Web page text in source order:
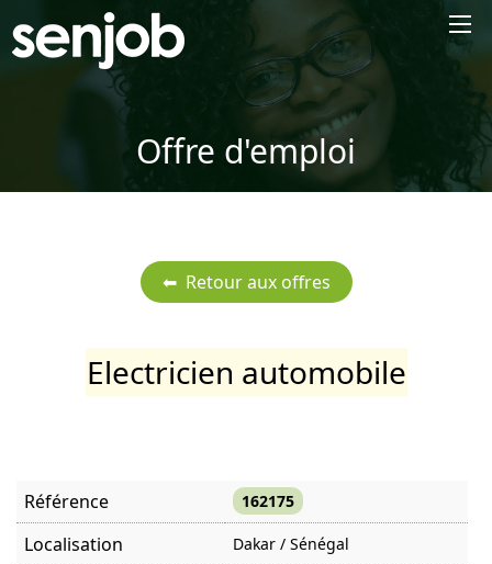
Offre d'emploi
Electricien automobile
Référence 162175
Localisation Dakar / Sénégal